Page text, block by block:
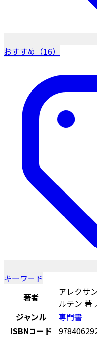
おすすめ（16）
キーワード
著者
アレクサ
ルテン 著
ジャンル
専門書
ISBNコード